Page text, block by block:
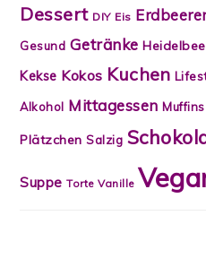
Dessert DIY Eis
Gesund Getränke
Kekse Kokos Kuchen
Alkohol Mittagessen Muffins
Plätzchen Salzig
Suppe Torte Vanille